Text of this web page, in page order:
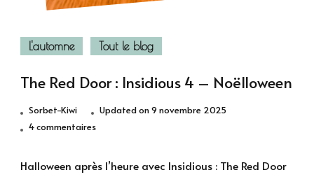
L'automne Tout le blog
The Red Door : Insidious 4 – Noëlloween
Sorbet-Kiwi Updated on9 novembre 2025
4 commentairessur
Red
Halloween après l’heure avec Insidious : The Red Door